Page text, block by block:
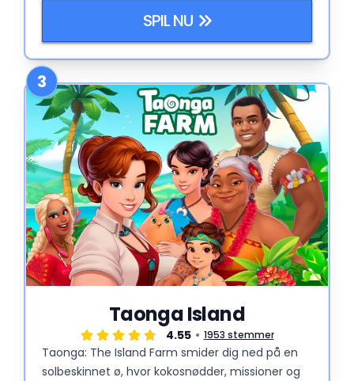
SPIL NU
3
Taonga Island
4.55 1953 stemmer
Taonga: The Island Farm smider dig ned på en
solbeskinnet ø, hvor kokosnødder, missioner og